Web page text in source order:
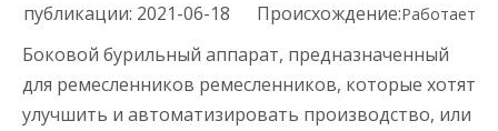
публикации: 2021-06-18 Происхождение:Работает
Боковой бурильный аппарат, предназначенный
для ремесленников ремесленников, которые хотят
улучшить и автоматизировать производство, или